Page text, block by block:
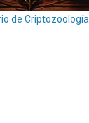
de Criptozoología.